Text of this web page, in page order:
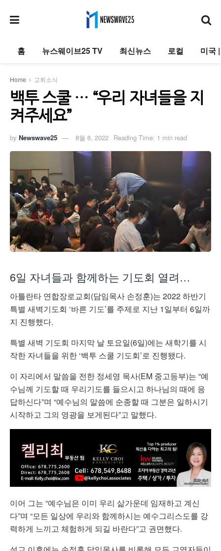
홈 뉴스웨이브25 TV 최신뉴스 로컬 미국
Home 교회소식
백투 스쿨 … “우리 자녀들을 지
켜주세요”
by Newswave25 8월 6, 2022 Reading Time: 1 min read
6일 자녀들과 함께하는 기도회 열려…
아틀란타 연합장로교회(담임목사 손정훈)는 2022 하반기
특별 새벽기도회 ‘바른 기도’를 주제로 지난 1일부터 6일까
지 진행했다.
특별 새벽 기도회 마지막 날 토요일(6일)에는 새학기를 시
작한 자녀들을 위한 ‘백투 스쿨 기도회’로 진행됐다.
이 자리에서 말씀을 전한 정세영 목사(EM 중고등부)는 “예
수님께 기도할 때 우리기도를 들으시고 하나님의 때에 응
답하신다”며 “예수님의 말씀에 순종할 때 그분은 일하시기
시작하고 그의 영광을 보게된다”고 말했다.
이어 그는 “예수님은 이미 우리 삶가운데 임재하고 계신
다”며 “모든 일상에 우리와 함께하시는 예수그리스도를 강
력하게 느끼고 체험하게 되길 바란다”고 권면했다.